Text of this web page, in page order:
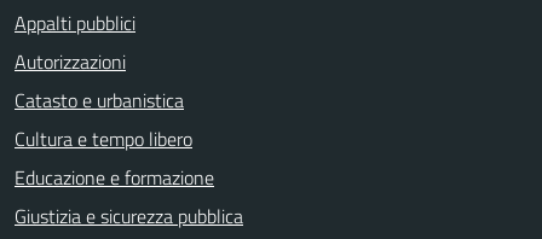
Appalti pubblici
Autorizzazioni
Catasto e urbanistica
Cultura e tempo libero
Educazione e formazione
Giustizia e sicurezza pubblica